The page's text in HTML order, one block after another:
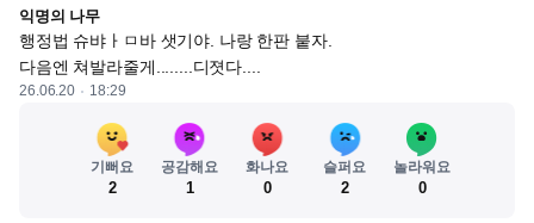
익명의 나무
행정법 슈뱌ㅏㅁ바 샛기야. 나랑 한판 붙자.
다음엔 쳐발라줄게........디졋다....
26.06.20 18:29
기뻐요
2
공감해요
1
화나요
0
슬퍼요
2
놀라워요
0